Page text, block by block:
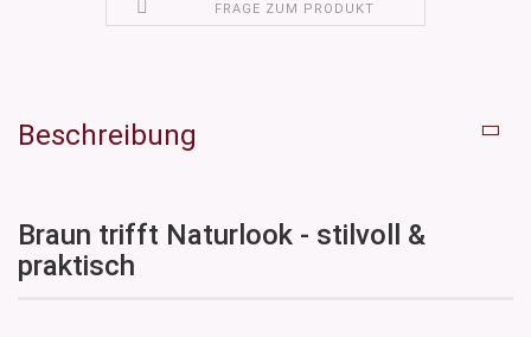
FRAGE ZUM PRODUKT
Beschreibung
Braun trifft Naturlook - stilvoll &
praktisch